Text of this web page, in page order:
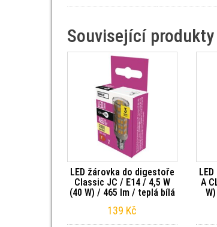
Související produkty
LED žárovka do digestoře
Classic JC / E14 / 4,5 W
(40 W) / 465 lm / teplá bílá
139 Kč
A